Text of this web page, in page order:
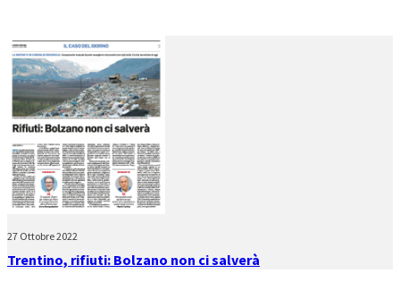
27 Ottobre 2022
Trentino, rifiuti: Bolzano non ci salverà